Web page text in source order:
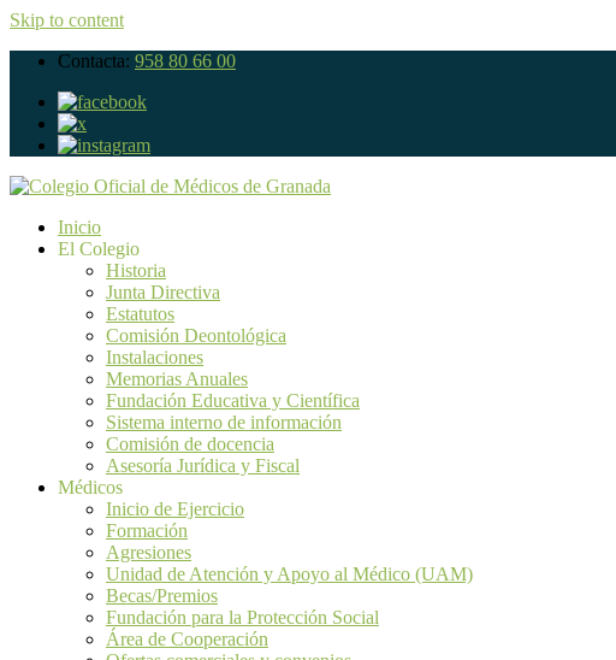
Skip to content
Contacta: 958 80 66 00
Inicio
El Colegio
Historia
Junta Directiva
Estatutos
Comisión Deontológica
Instalaciones
Memorias Anuales
Fundación Educativa y Científica
Sistema interno de información
Comisión de docencia
Asesoría Jurídica y Fiscal
Médicos
Inicio de Ejercicio
Formación
Agresiones
Unidad de Atención y Apoyo al Médico (UAM)
Becas/Premios
Fundación para la Protección Social
Área de Cooperación